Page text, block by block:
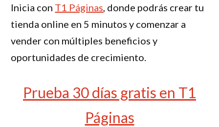
Inicia con T1 Páginas, donde podrás crear tu
tienda online en 5 minutos y comenzar a
vender con múltiples beneficios y
oportunidades de crecimiento.
Prueba 30 días gratis en T1
Páginas